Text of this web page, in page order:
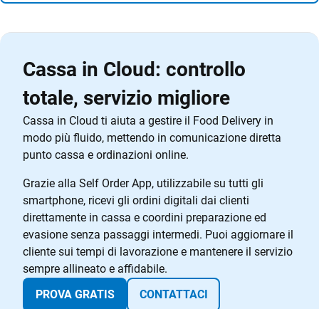
Cassa in Cloud: controllo
totale, servizio migliore
Cassa in Cloud ti aiuta a gestire il Food Delivery in
modo più fluido, mettendo in comunicazione diretta
punto cassa e ordinazioni online.
Grazie alla Self Order App, utilizzabile su tutti gli
smartphone, ricevi gli ordini digitali dai clienti
direttamente in cassa e coordini preparazione ed
evasione senza passaggi intermedi. Puoi aggiornare il
cliente sui tempi di lavorazione e mantenere il servizio
sempre allineato e affidabile.
PROVA GRATIS
CONTATTACI